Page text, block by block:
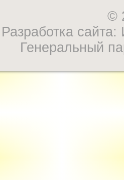
©
Разработка
Генеральный